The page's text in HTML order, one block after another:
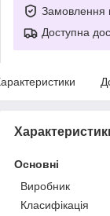
Замовлення
Доступна
Основні
Виробник
Класифікація